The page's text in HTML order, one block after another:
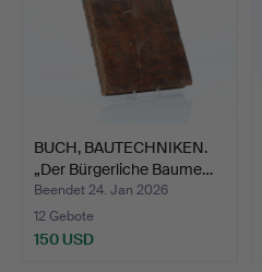
BUCH, BAUTECHNIKEN.
„Der Bürgerliche Baume…
Beendet 24. Jan 2026
12 Gebote
150 USD